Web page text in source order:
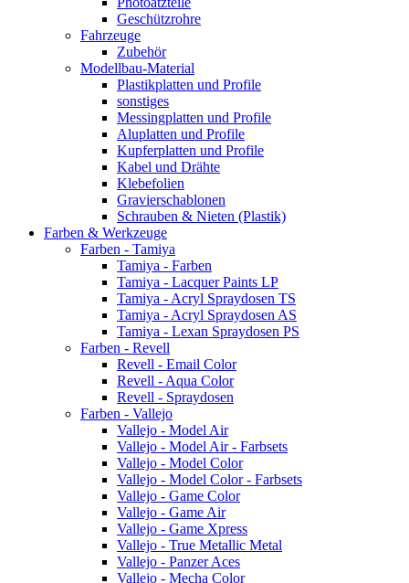
Geschützrohre
Fahrzeuge
Zubehör
Modellbau-Material
Plastikplatten und Profile
sonstiges
Messingplatten und Profile
Aluplatten und Profile
Kupferplatten und Profile
Kabel und Drähte
Klebefolien
Gravierschablonen
Schrauben & Nieten (Plastik)
Farben & Werkzeuge
Farben - Tamiya
Tamiya - Farben
Tamiya - Lacquer Paints LP
Tamiya - Acryl Spraydosen TS
Tamiya - Acryl Spraydosen AS
Tamiya - Lexan Spraydosen PS
Farben - Revell
Revell - Email Color
Revell - Aqua Color
Revell - Spraydosen
Farben - Vallejo
Vallejo - Model Air
Vallejo - Model Air - Farbsets
Vallejo - Model Color
Vallejo - Model Color - Farbsets
Vallejo - Game Color
Vallejo - Game Air
Vallejo - Game Xpress
Vallejo - True Metallic Metal
Vallejo - Panzer Aces
Vallejo - Mecha Color